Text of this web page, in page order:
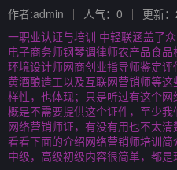
作者:admin 人气：0
更新
一职业认证与培训 中轻联涵盖了
电子商务师钢琴调律师农产品食
环境设计师网商创业指导师鉴定
黄酒酿造工以及互联网营销师等
样性，也体现；只是听过有这个
概是不需要提供这个证件，至少
网络营销师证，有没有用也不太
看看下面的介绍网络营销师培训简
中级，高级初级内容很简单，都是